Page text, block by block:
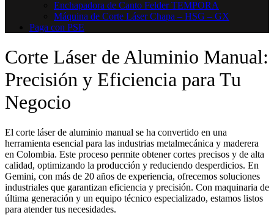
Enchapadora de Canto Felder TEMPORA
Máquina de Corte Láser Chapa – HSG – GX
Paga con PSE
Corte Láser de Aluminio Manual:
Precisión y Eficiencia para Tu
Negocio
El corte láser de aluminio manual se ha convertido en una
herramienta esencial para las industrias metalmecánica y maderera
en Colombia. Este proceso permite obtener cortes precisos y de alta
calidad, optimizando la producción y reduciendo desperdicios. En
Gemini, con más de 20 años de experiencia, ofrecemos soluciones
industriales que garantizan eficiencia y precisión. Con maquinaria de
última generación y un equipo técnico especializado, estamos listos
para atender tus necesidades.